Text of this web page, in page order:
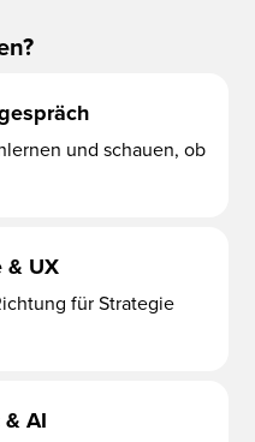
und schauen, ob
& UX
für Strategie
AI